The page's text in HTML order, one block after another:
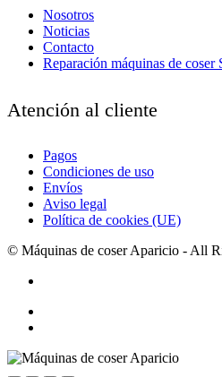
Nosotros
Noticias
Contacto
Reparación máquinas de coser
Atención al cliente
Pagos
Condiciones de uso
Envíos
Aviso legal
Política de cookies (UE)
© Máquinas de coser Aparicio - All